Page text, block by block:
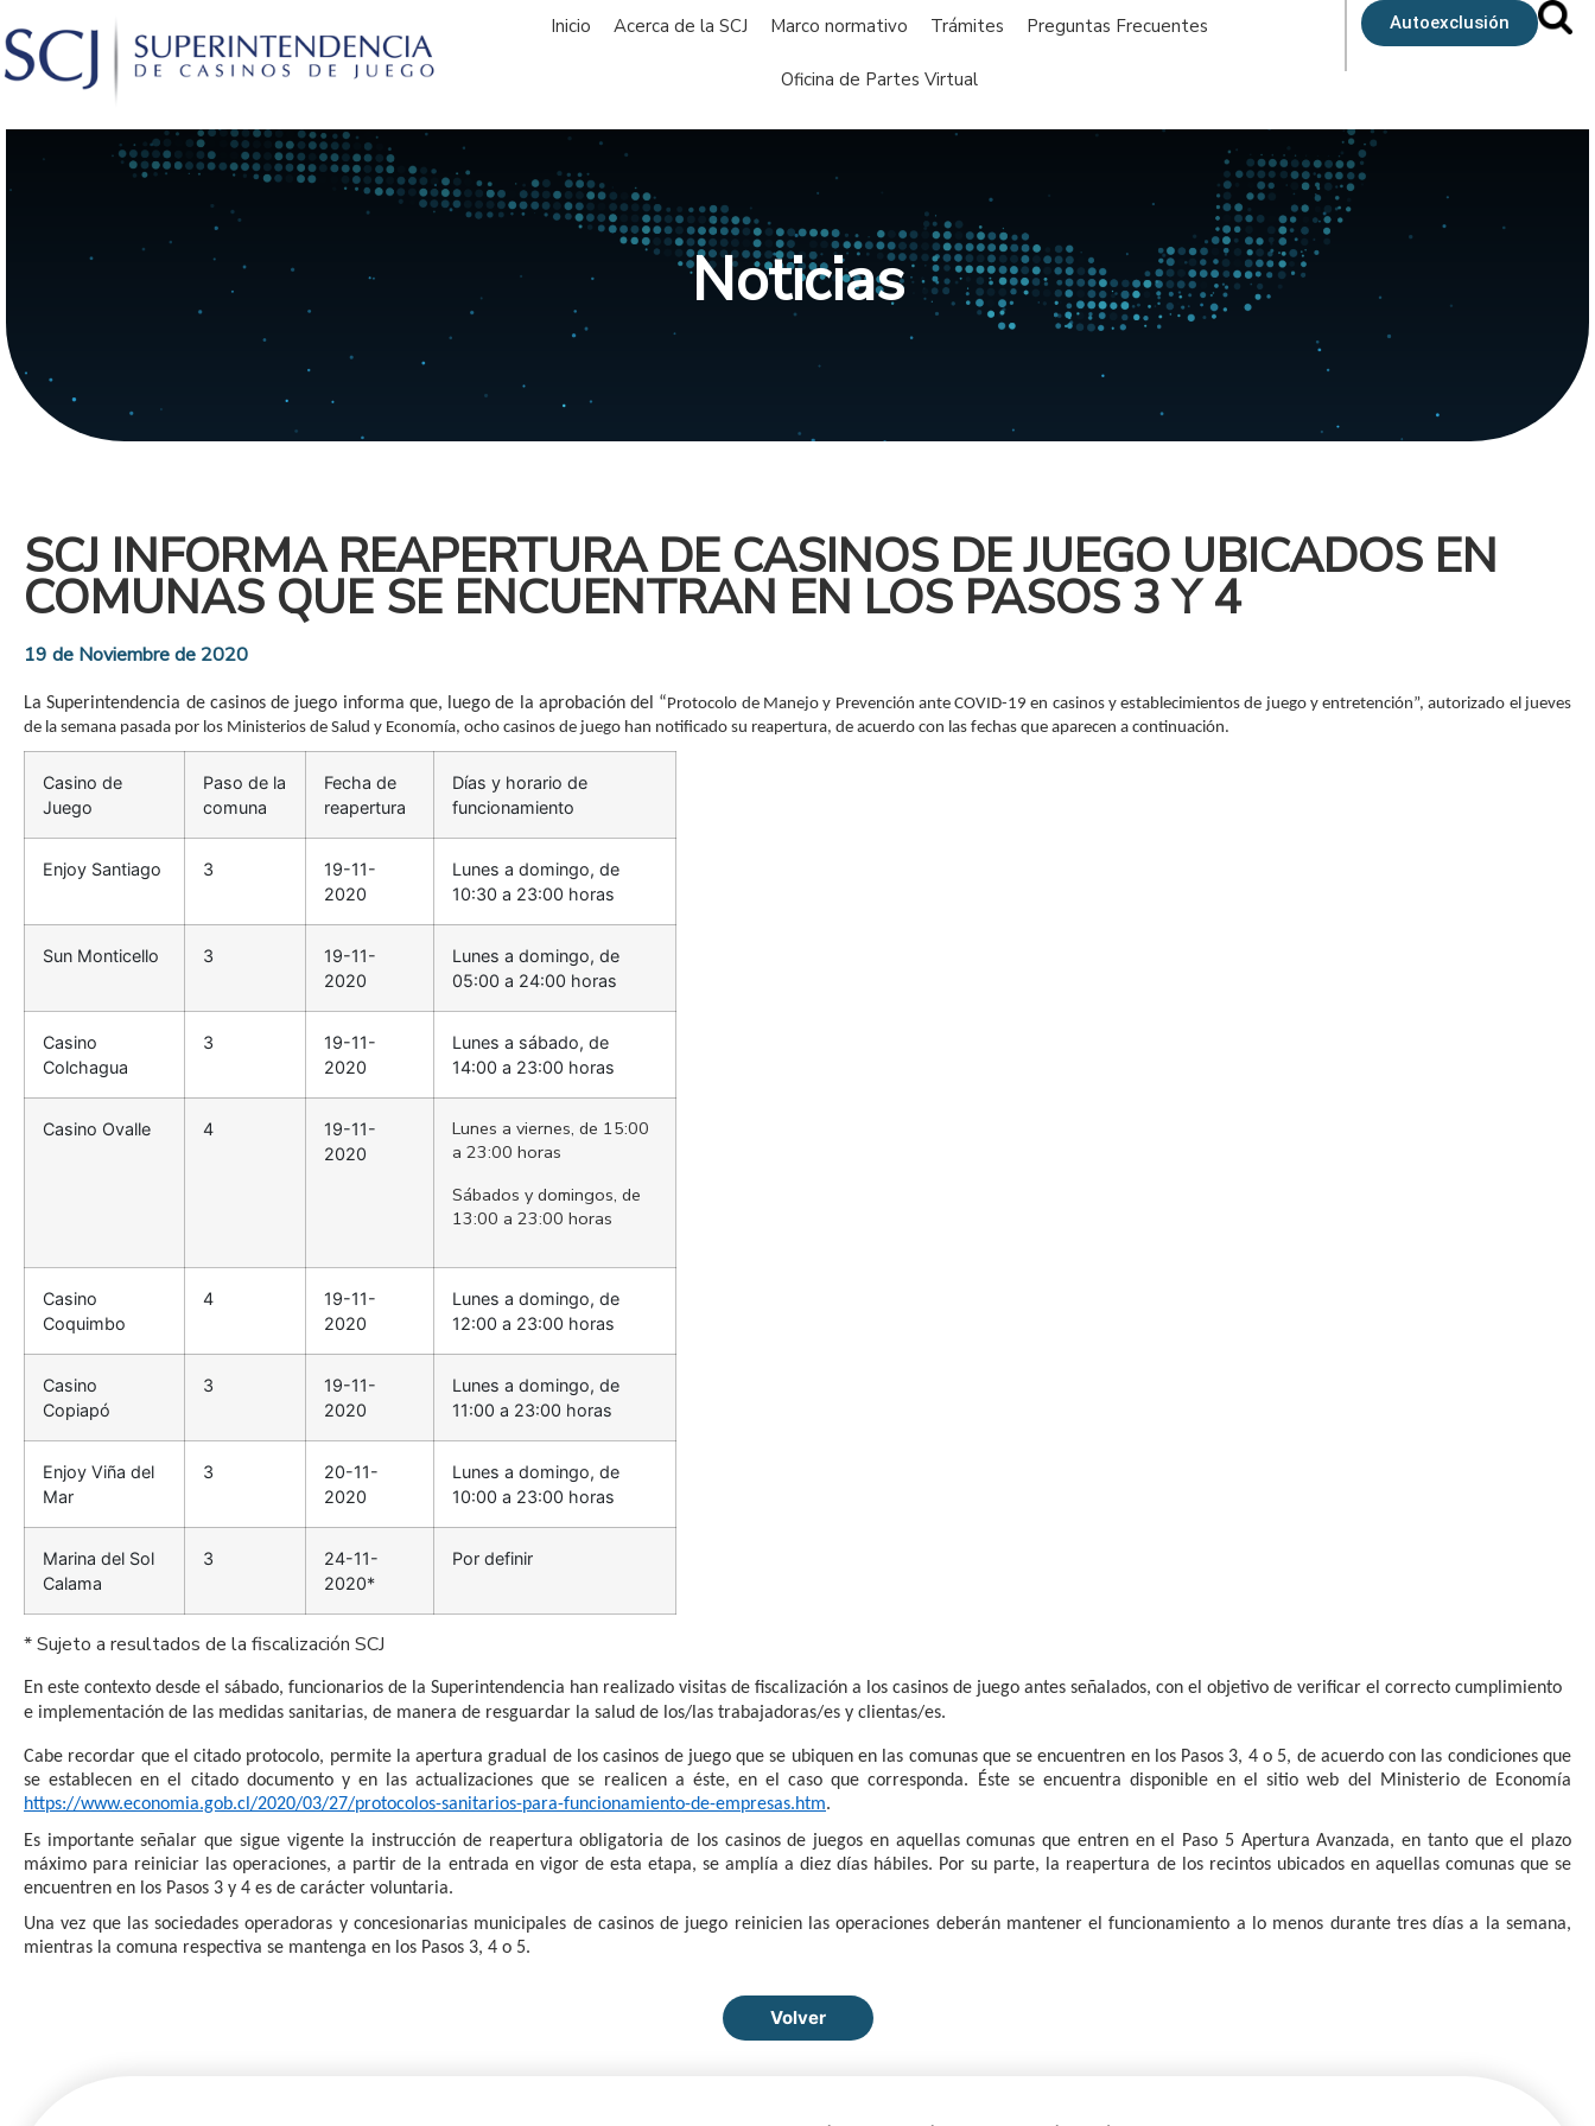
Inicio Acerca de la SCJ Marco normativo Trámites Preguntas Frecuentes
Oficina de Partes Virtual
Autoexclusión
Noticias
SCJ INFORMA REAPERTURA DE CASINOS DE JUEGO UBICADOS EN
COMUNAS QUE SE ENCUENTRAN EN LOS PASOS 3 Y 4
19 de Noviembre de 2020
La Superintendencia de casinos de juego informa que, luego de la aprobación del “Protocolo de Manejo y Prevención ante COVID-19 en casinos y establecimientos de juego y entretención”, autorizado el jueves
de la semana pasada por los Ministerios de Salud y Economía, ocho casinos de juego han notificado su reapertura, de acuerdo con las fechas que aparecen a continuación.
Casino de
Juego
Paso de la
comuna
Fecha de
reapertura
Días y horario de
funcionamiento
Enjoy Santiago 3
19-11-
2020
Lunes a domingo, de
10:30 a 23:00 horas
Sun Monticello 3
19-11-
2020
Lunes a domingo, de
05:00 a 24:00 horas
Casino
Colchagua
3
19-11-
2020
Lunes a sábado, de
14:00 a 23:00 horas
Casino Ovalle 4
19-11-
2020
Lunes a viernes, de 15:00
a 23:00 horas
Sábados y domingos, de
13:00 a 23:00 horas
Casino
Coquimbo
4
19-11-
2020
Lunes a domingo, de
12:00 a 23:00 horas
Casino
Copiapó
3
19-11-
2020
Lunes a domingo, de
11:00 a 23:00 horas
Enjoy Viña del
Mar
3
20-11-
2020
Lunes a domingo, de
10:00 a 23:00 horas
Marina del Sol
Calama
3
24-11-
2020*
Por definir
* Sujeto a resultados de la fiscalización SCJ
En este contexto desde el sábado, funcionarios de la Superintendencia han realizado visitas de fiscalización a los casinos de juego antes señalados, con el objetivo de verificar el correcto cumplimiento
e implementación de las medidas sanitarias, de manera de resguardar la salud de los/las trabajadoras/es y clientas/es.
Cabe recordar que el citado protocolo, permite la apertura gradual de los casinos de juego que se ubiquen en las comunas que se encuentren en los Pasos 3, 4 o 5, de acuerdo con las condiciones que
se establecen en el citado documento y en las actualizaciones que se realicen a éste, en el caso que corresponda. Éste se encuentra disponible en el sitio web del Ministerio de Economía
https://www.economia.gob.cl/2020/03/27/protocolos-sanitarios-para-funcionamiento-de-empresas.htm.
Es importante señalar que sigue vigente la instrucción de reapertura obligatoria de los casinos de juegos en aquellas comunas que entren en el Paso 5 Apertura Avanzada, en tanto que el plazo
máximo para reiniciar las operaciones, a partir de la entrada en vigor de esta etapa, se amplía a diez días hábiles. Por su parte, la reapertura de los recintos ubicados en aquellas comunas que se
encuentren en los Pasos 3 y 4 es de carácter voluntaria.
Una vez que las sociedades operadoras y concesionarias municipales de casinos de juego reinicien las operaciones deberán mantener el funcionamiento a lo menos durante tres días a la semana,
mientras la comuna respectiva se mantenga en los Pasos 3, 4 o 5.
Volver